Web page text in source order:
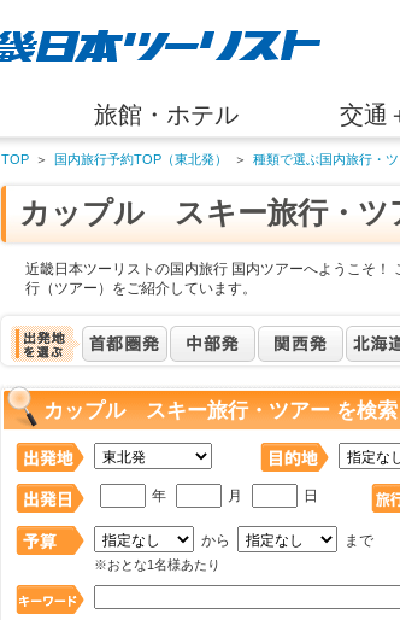
旅館・ホテル 交通
TOP ＞ 国内旅行予約TOP（東北発） ＞ 種類で選ぶ国内旅行・
カップル スキー旅行・ツ
近畿日本ツーリストの国内旅行 国内ツアーへようこそ
行（ツアー）をご紹介しています。
カップル スキー旅行・ツアー を検索
年 月 日
から まで
※おとな1名様あたり